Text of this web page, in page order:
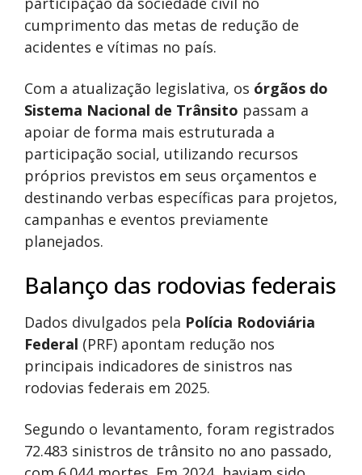
cumprimento das metas de redução de
acidentes e vítimas no país.
Com a atualização legislativa, os órgãos do
Sistema Nacional de Trânsito passam a
apoiar de forma mais estruturada a
participação social, utilizando recursos
próprios previstos em seus orçamentos e
destinando verbas específicas para projetos,
campanhas e eventos previamente
planejados.
Balanço das rodovias federais
Dados divulgados pela Polícia Rodoviária
Federal (PRF) apontam redução nos
principais indicadores de sinistros nas
rodovias federais em 2025.
Segundo o levantamento, foram registrados
72.483 sinistros de trânsito no ano passado,